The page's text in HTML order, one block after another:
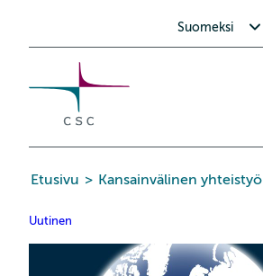
Suomeksi
Etusivu > Kansainvälinen yhteistyö
Uutinen